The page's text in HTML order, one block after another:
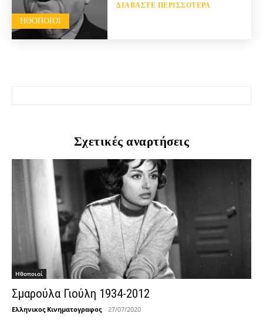
HΘΟΠΟΙΟΊ
ΔΙΑΒΆΣΤΕ ΠΕΡΙΣΣΌΤΕΡΑ
Σχετικές αναρτήσεις
Hθοποιοί
Σμαρούλα Γιούλη 1934-2012
Ελληνικος Κινηματογραφος - 27/07/2020